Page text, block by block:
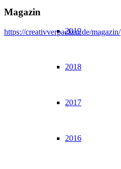
2019
2018
2017
2016
Magazin
https://creativverpacken.de/magazin/